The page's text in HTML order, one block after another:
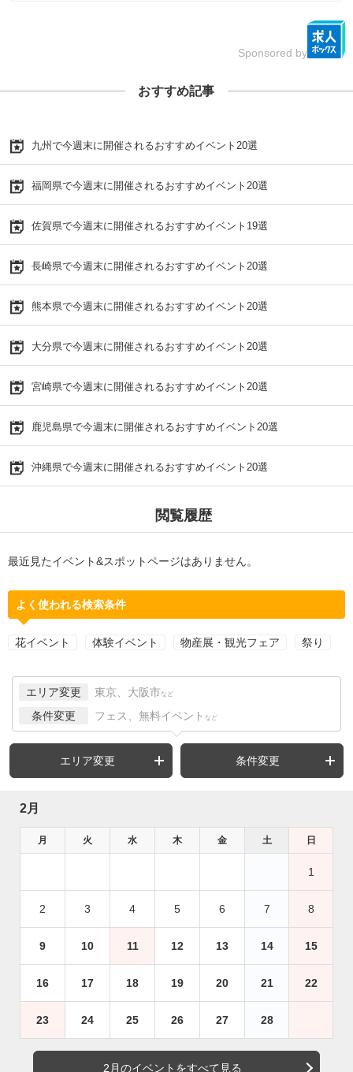
Sponsored by
おすすめ記事
九州で今週末に開催されるおすすめイベント20選
福岡県で今週末に開催されるおすすめイベント20選
佐賀県で今週末に開催されるおすすめイベント19選
長崎県で今週末に開催されるおすすめイベント20選
熊本県で今週末に開催されるおすすめイベント20選
大分県で今週末に開催されるおすすめイベント20選
宮崎県で今週末に開催されるおすすめイベント20選
鹿児島県で今週末に開催されるおすすめイベント20選
沖縄県で今週末に開催されるおすすめイベント20選
閲覧履歴
最近見たイベント&スポットページはありません。
よく使われる検索条件
花イベント 体験イベント 物産展・観光フェア 祭り
エリア変更 東京、大阪市 など
条件変更 フェス、無料イベント など
エリア変更 条件変更
2月
月 火 水 木 金 土 日
1
2 3 4 5 6 7 8
9 10 11 12 13 14 15
16 17 18 19 20 21 22
23 24 25 26 27 28
2月のイベントをすべて見る